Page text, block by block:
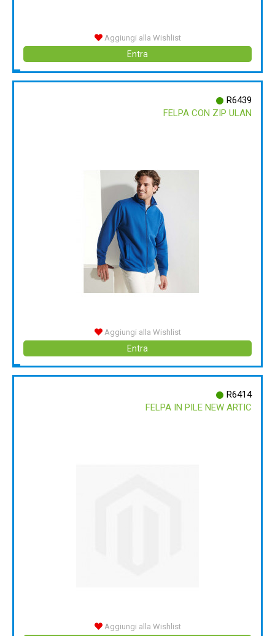
Aggiungi alla Wishlist
Entra
R6439
FELPA CON ZIP ULAN
Aggiungi alla Wishlist
Entra
R6414
FELPA IN PILE NEW ARTIC
Aggiungi alla Wishlist